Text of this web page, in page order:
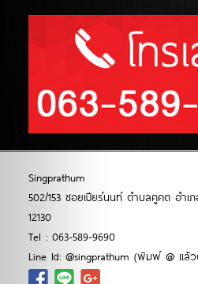
Singprathum
502/153 ซอยเปียร์นนท์ ตำบลคูคต อำ
12130
Tel : 063-589-9690
Line Id: @singprathum (พิมพ์ @ แล้